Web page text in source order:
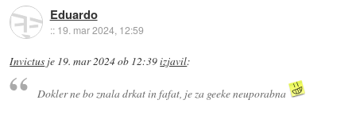
Eduardo
:: 19. mar 2024, 12:59
Invictus je 19. mar 2024 ob 12:39izjavil:
Dokler ne bo znala drkat in fafat, je za geeke neuporabna